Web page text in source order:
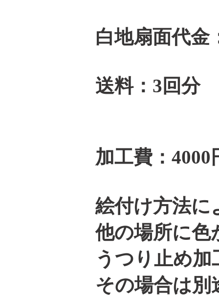
白地扇面代金
送料：3回分
加工費：4000
絵付け方法に
他の場所に色
うつり止め
その場合は別